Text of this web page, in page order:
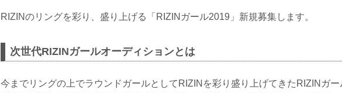
RIZINのリングを彩り、盛り上げる「RIZINガール2019」新規募集します。
次世代RIZINガールオーディションとは
今までリングの上でラウンドガールとしてRIZINを彩り盛り上げてきたRIZINガ